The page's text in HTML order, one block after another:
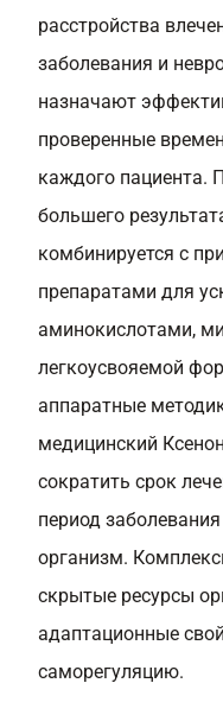
расстройства
заболевания и
назначают
проверенные
каждого пациента.
большего
комбинируется с
препаратами для
аминокислотами,
легкоусвояемой
аппаратные
медицинский
сократить срок
период
организм.
скрытые ресурсы
адаптационные
саморегуляцию.